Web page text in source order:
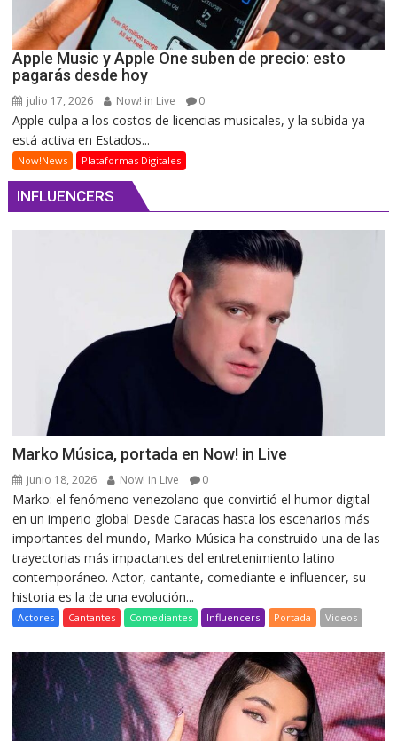
Apple Music y Apple One suben de precio: esto
pagarás desde hoy
julio 17, 2026 Now! in Live 0
Apple culpa a los costos de licencias musicales, y la subida ya
está activa en Estados...
Now!News Plataformas Digitales
INFLUENCERS
Marko Música, portada en Now! in Live
junio 18, 2026 Now! in Live 0
Marko: el fenómeno venezolano que convirtió el humor digital
en un imperio global Desde Caracas hasta los escenarios más
importantes del mundo, Marko Música ha construido una de las
trayectorias más impactantes del entretenimiento latino
contemporáneo. Actor, cantante, comediante e influencer, su
historia es la de una evolución...
Actores Cantantes Comediantes Influencers Portada Videos